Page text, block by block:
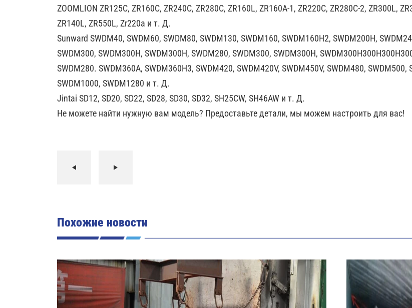
ZOOMLION ZR125C, ZR160C, ZR240C, ZR280C, ZR160L, ZR160A-1, ZR220C, ZR280C-2, ZR300L,
ZR140L, ZR550L, Zr220a и т. Д.
Sunward SWDM40, SWDM60, SWDM80, SWDM130, SWDM160, SWDM160H2, SWDM200H,
SWDM300, SWDM300H, SWDM300H, SWDM280, SWDM300, SWDM300H,
SWDM280. SWDM360A, SWDM360H3, SWDM420, SWDM420V, SWDM450V, SWDM480,
SWDM1000, SWDM1280 и т. Д.
Jintai SD12, SD20, SD22, SD28, SD30, SD32, SH25CW, SH46AW и т. Д.
Не можете найти нужную вам модель? Предоставьте детали, мы можем настроить для вас!
Похожие новости